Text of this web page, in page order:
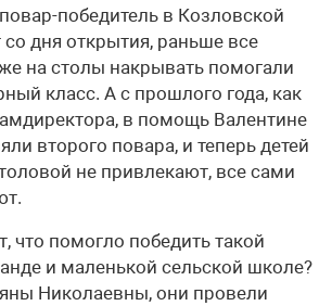
победитель в Козловской
со дня открытия, раньше все
на столы накрывать помогали
класс. А с прошлого года, как
в помощь Валентине
второго повара, и теперь детей
не привлекают, все сами
что помогло победить такой
и маленькой сельской школе?
Николаевны, они провели